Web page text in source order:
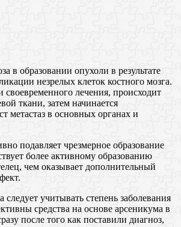
в образовании опухоли в результате
незрелых клеток костного мозга.
своевременного лечения, происходит
ткани, затем начинается
метастаз в основных органах и
подавляет чрезмерное образование
более активному образованию
чем оказывает дополнительный
учитывать степень заболевания
средства на основе арсеникума в
после того как поставили диагноз,